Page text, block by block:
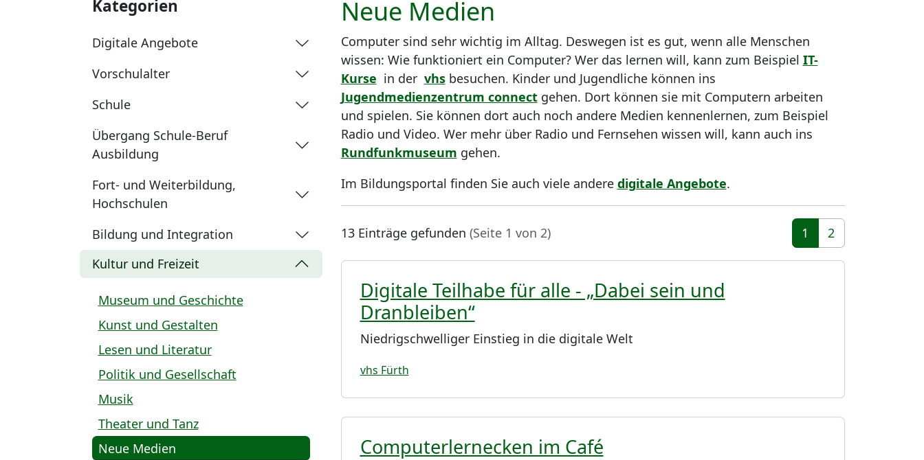
Kategorien
Digitale Angebote
Vorschulalter
Schule
Übergang Schule-Beruf
Ausbildung
Fort- und Weiterbildung,
Hochschulen
Bildung und Integration
Kultur und Freizeit
Museum und Geschichte
Kunst und Gestalten
Lesen und Literatur
Politik und Gesellschaft
Musik
Theater und Tanz
Neue Medien
Neue Medien
Computer sind sehr wichtig im Alltag. Deswegen ist es gut, wenn alle Menschen
wissen: Wie funktioniert ein Computer? Wer das lernen will, kann zum Beispiel IT-
Kurse in der vhsbesuchen. Kinder und Jugendliche können ins
Jugendmedienzentrum connectgehen. Dort können sie mit Computern arbeiten
und spielen. Sie können dort auch noch andere Medien kennenlernen, zum Beispiel
Radio und Video. Wer mehr über Radio und Fernsehen wissen will, kann auch ins
Rundfunkmuseum gehen.
Im Bildungsportal finden Sie auch viele andere digitale Angebote.
13 Einträge gefunden (Seite 1 von 2)
1
2
Digitale Teilhabe für alle - „Dabei sein und
Dranbleiben“
Niedrigschwelliger Einstieg in die digitale Welt
vhs Fürth
Computerlernecken im Café